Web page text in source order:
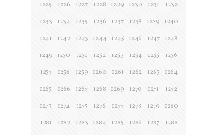
1225
1226 1227 1228 1229 1230 1231
1232
1233
1234 1235 1236 1237 1238 1239
1240
1241
1242 1243 1244 1245 1246 1247
1248
1249
1250 1251 1252 1253 1254 1255
1256
1257
1258 1259 1260 1261 1262 1263
1264
1265
1266 1267 1268 1269 1270 1271
1272
1273
1274 1275 1276 1277 1278 1279
1280
1281
1282 1283 1284 1285 1286 1287
1288